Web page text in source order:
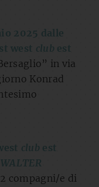
2025 dalle
west club est
in via
Konrad
club est
compagni/e di